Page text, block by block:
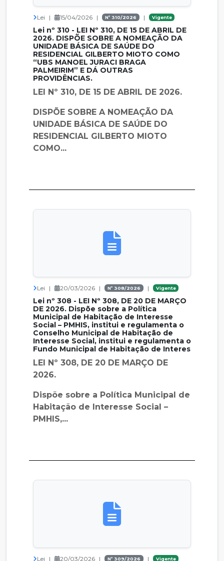
Lei | 15/04/2026 | Nº 310/2026 | Vigente
Lei nº 310 - LEI Nº 310, DE 15 DE ABRIL DE
2026. DISPÕE SOBRE A NOMEAÇÃO DA
UNIDADE BÁSICA DE SAÚDE DO
RESIDENCIAL GILBERTO MIOTO COMO
“UBS MANOEL JURACI BRAGA
PALMEIRIM” E DÁ OUTRAS
PROVIDÊNCIAS.
LEI Nº 310, DE 15 DE ABRIL DE 2026.
DISPÕE SOBRE A NOMEAÇÃO DA
UNIDADE BÁSICA DE SAÚDE DO
RESIDENCIAL GILBERTO MIOTO
COMO...
Lei | 20/03/2026 | Nº 308/2026 | Vigente
Lei nº 308 - LEI Nº 308, DE 20 DE MARÇO
DE 2026. Dispõe sobre a Política
Municipal de Habitação de Interesse
Social – PMHIS, institui e regulamenta o
Conselho Municipal de Habitação de
Interesse Social, institui e regulamenta o
Fundo Municipal de Habitação de Interes
LEI Nº 308, DE 20 DE MARÇO DE
2026.
Dispõe sobre a Política Municipal de
Habitação de Interesse Social –
PMHIS,...
Lei | 20/03/2026 | Nº 309/2026 | Vigente